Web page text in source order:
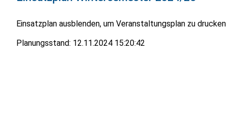
Einsatzplan ausblenden, um Veranstaltungsplan zu drucken
Planungsstand: 12.11.2024 15:20:42